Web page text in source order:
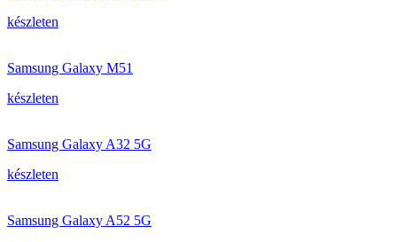
készleten
Samsung Galaxy M51
készleten
Samsung Galaxy A32 5G
készleten
Samsung Galaxy A52 5G